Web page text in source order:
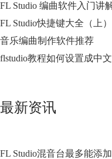
FL Studio 编曲软件入门讲
FL Studio快捷键大全（上）
音乐编曲制作软件推荐
flstudio教程如何设置成中文
最新资讯
FL Studio混音台最多能添